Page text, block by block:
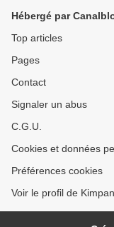
Hébergé par
Top articles
Pages
Contact
Signaler un abus
C.G.U.
Cookies et données
Préférences cookies
Voir le profil de